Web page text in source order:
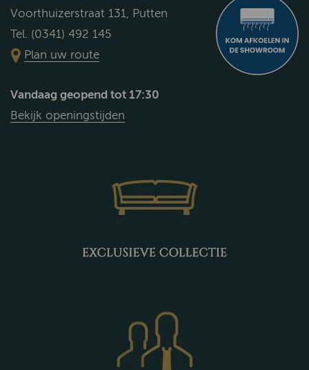
Voorthuizerstraat 131, Putten
Tel. (0341) 492 145
Plan uw route
Vandaag geopend tot 17:30
Bekijk openingstijden